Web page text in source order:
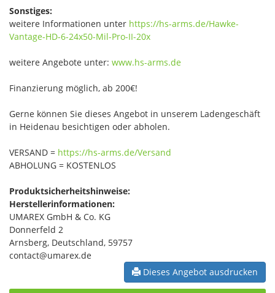
Sonstiges:
weitere Informationen unter https://hs-arms.de/Hawke-
Vantage-HD-6-24x50-Mil-Pro-II-20x
weitere Angebote unter: www.hs-arms.de
Finanzierung möglich, ab 200€!
Gerne können Sie dieses Angebot in unserem Ladengeschäft
in Heidenau besichtigen oder abholen.
VERSAND = https://hs-arms.de/Versand
ABHOLUNG = KOSTENLOS
Produktsicherheitshinweise:
Herstellerinformationen:
UMAREX GmbH & Co. KG
Donnerfeld 2
Arnsberg, Deutschland, 59757
contact@umarex.de
Dieses Angebot ausdrucken